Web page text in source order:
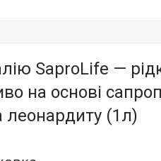
SaproLife —
на основі
леонардиту (1л)